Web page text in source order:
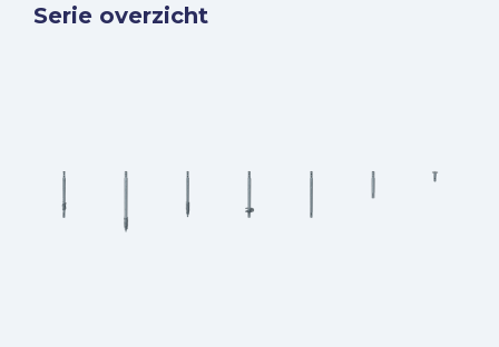
Serie overzicht